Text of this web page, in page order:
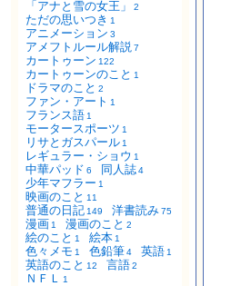
「アナと雪の女王」 2
ただの思いつき 1
アニメーション 3
アメフトルール解説7
カートゥーン 122
カートゥーンのこと 1
ドラマのこと 2
ファン・アート 1
フランス語 1
モータースポーツ 1
リサとガスパール 1
レギュラー・ショウ 1
中華パッド 6 同人誌4
少年マフラー 1
映画のこと 11
普通の日記 149 洋書読み75
漫画 1 漫画のこと 2
絵のこと 1 絵本 1
色々メモ 1 色鉛筆4 英語 1
英語のこと 12 言語2
ＮＦＬ 1